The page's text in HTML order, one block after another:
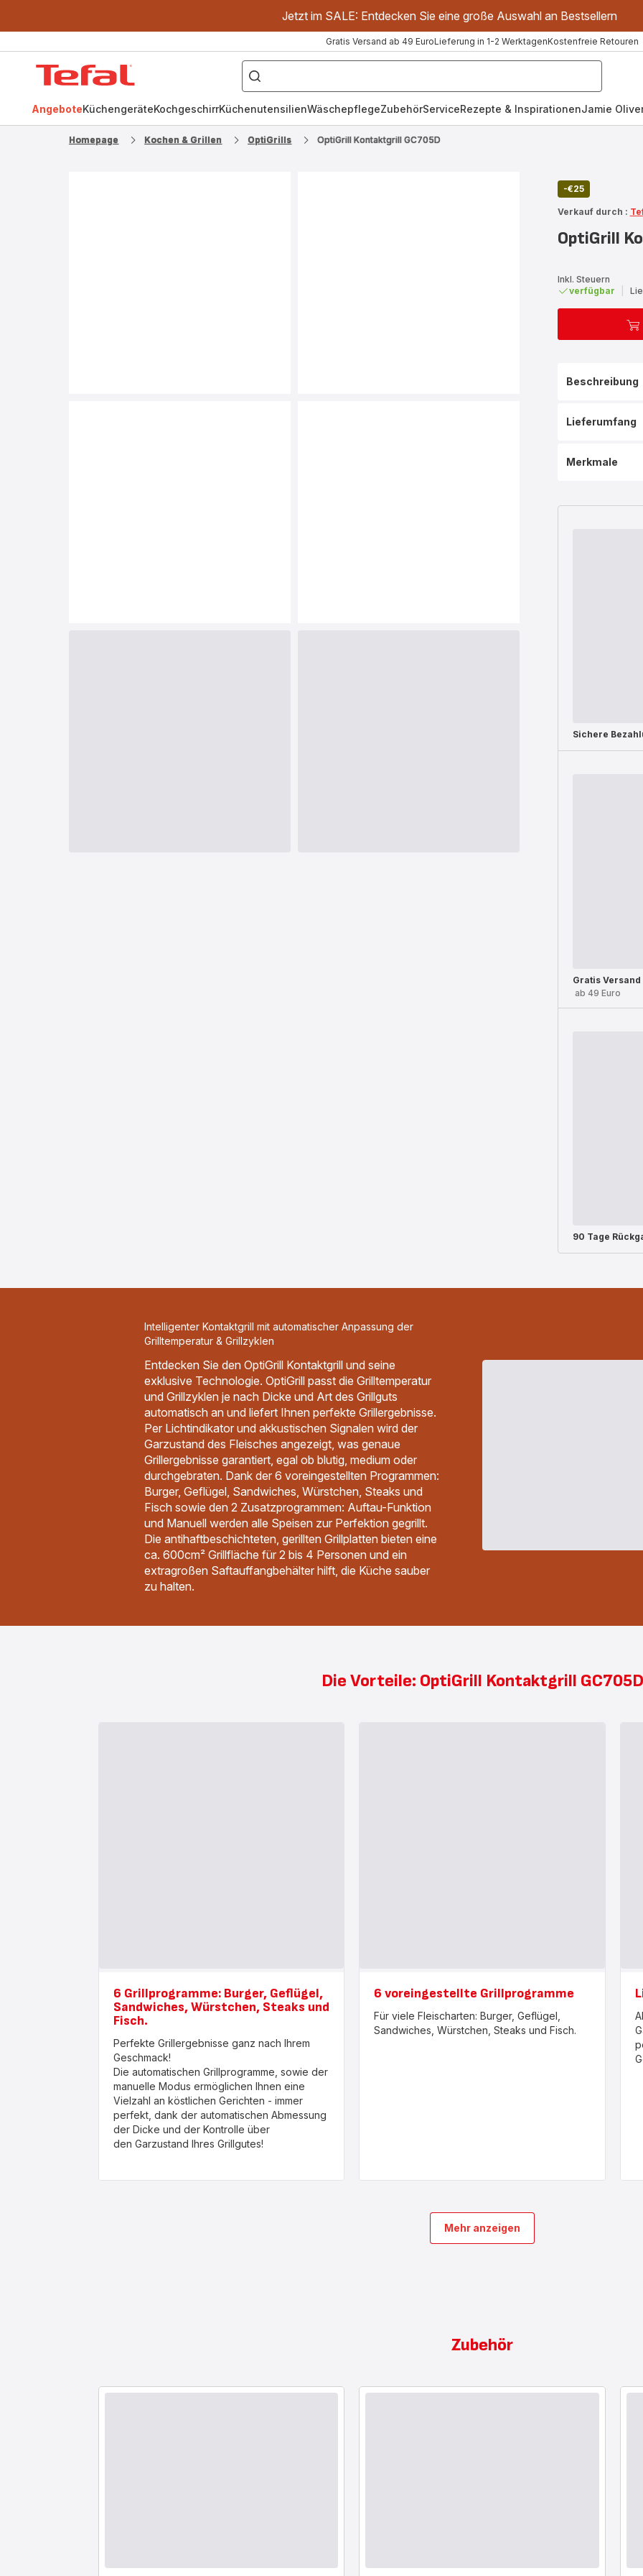
Jetzt im SALE: Entdecken Sie eine große Auswahl an Bestsellern
Gratis Versand ab 49 EuroLieferung in 1-2 WerktagenKostenfreie Retouren
["OptiGrill","Easy
Fry","Pfanne"]
AngeboteKüchengeräteKochgeschirrKüchenutensilienWäschepflegeZubehörServiceRezepte & InspirationenJamie
Homepage Kochen & Grillen OptiGrills OptiGrill Kontaktgrill GC705D
-€25
Verkauf durch :
OptiGrill
Inkl. Steuern
verfügbar
Beschreibung
Lieferumfang
Merkmale
Sichere
Gratis Versand
ab 49 Euro
90 Tage
Intelligenter Kontaktgrill mit automatischer Anpassung der
Grilltemperatur & Grillzyklen
Entdecken Sie den OptiGrill Kontaktgrill und seine
exklusive Technologie. OptiGrill passt die Grilltemperatur
und Grillzyklen je nach Dicke und Art des Grillguts
automatisch an und liefert Ihnen perfekte Grillergebnisse.
Per Lichtindikator und akkustischen Signalen wird der
Garzustand des Fleisches angezeigt, was genaue
Grillergebnisse garantiert, egal ob blutig, medium oder
durchgebraten. Dank der 6 voreingestellten Programmen:
Burger, Geflügel, Sandwiches, Würstchen, Steaks und
Fisch sowie den 2 Zusatzprogrammen: Auftau-Funktion
und Manuell werden alle Speisen zur Perfektion gegrillt.
Die antihaftbeschichteten, gerillten Grillplatten bieten eine
ca. 600cm² Grillfläche für 2 bis 4 Personen und ein
extragroßen Saftauffangbehälter hilft, die Küche sauber
zu halten.
Die Vorteile: OptiGrill Kontaktgrill GC705D
6 Grillprogramme: Burger, Geflügel,
Sandwiches, Würstchen, Steaks und
Fisch.
Perfekte Grillergebnisse ganz nach Ihrem
Geschmack!
Die automatischen Grillprogramme, sowie der
manuelle Modus ermöglichen Ihnen eine
Vielzahl an köstlichen Gerichten - immer
perfekt, dank der automatischen Abmessung
der Dicke und der Kontrolle über
den Garzustand Ihres Grillgutes!
6 voreingestellte Grillprogramme
Für viele Fleischarten: Burger, Geflügel,
Sandwiches, Würstchen, Steaks und Fisch.
Mehr anzeigen
Zubehör